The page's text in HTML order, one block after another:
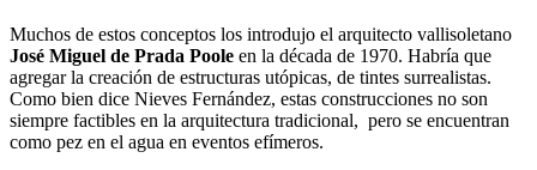
Muchos de estos conceptos los introdujo el arquitecto vallisoletano
José Miguel de Prada Poole en la década de 1970. Habría que
agregar la creación de estructuras utópicas, de tintes surrealistas.
Como bien dice Nieves Fernández, estas construcciones no son
siempre factibles en la arquitectura tradicional, pero se encuentran
como pez en el agua en eventos efímeros.